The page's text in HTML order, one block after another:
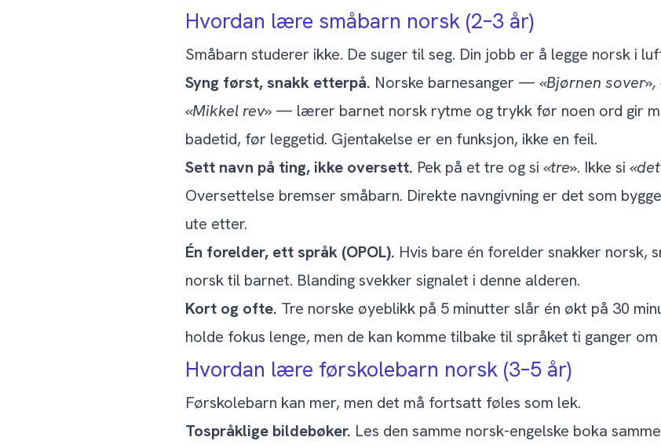
Hvordan lære småbarn norsk (2–3 år)
Småbarn studerer ikke. De suger til seg. Din jobb er å legge norsk i
Syng først, snakk etterpå. Norske barnesanger — «Bjørnen
«Mikkel rev» — lærer barnet norsk rytme og trykk før noen ord gir
badetid, før leggetid. Gjentakelse er en funksjon, ikke en feil.
Sett navn på ting, ikke oversett. Pek på et tre og si «tre». Ikke si
Oversettelse bremser småbarn. Direkte navngivning er det som
ute etter.
Én forelder, ett språk (OPOL). Hvis bare én forelder snakker norsk,
norsk til barnet. Blanding svekker signalet i denne alderen.
Kort og ofte. Tre norske øyeblikk på 5 minutter slår én økt på 30
holde fokus lenge, men de kan komme tilbake til språket ti ganger om
Hvordan lære førskolebarn norsk (3–5 år)
Førskolebarn kan mer, men det må fortsatt føles som lek.
Tospråklige bildebøker. Les den samme norsk-engelske boka